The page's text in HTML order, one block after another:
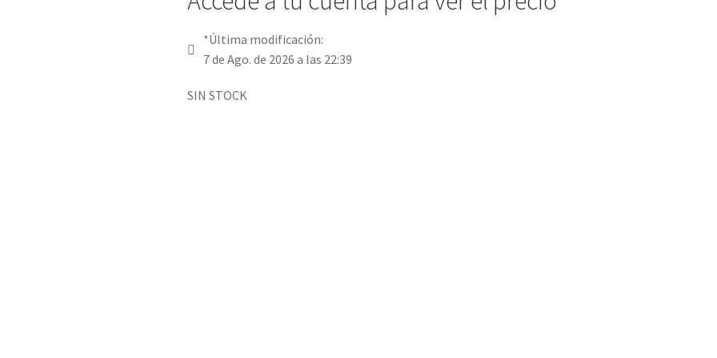
*Última modificación:
7 de Ago. de 2026 a las 22:39
SIN STOCK